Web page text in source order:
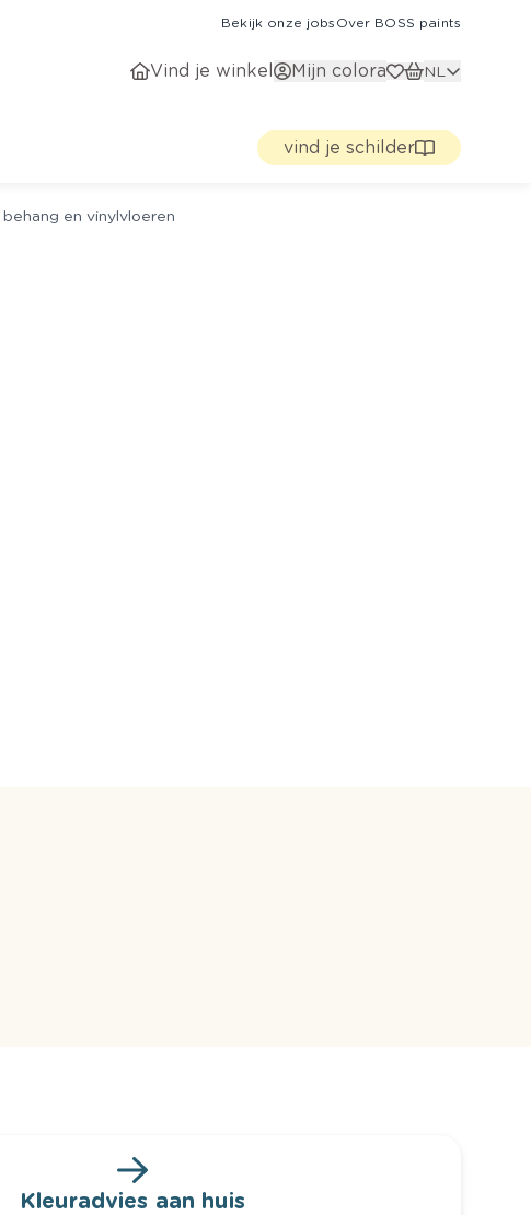
Bekijk onze jobs Over BOSS paints
Vind je winkel Mijn colora NL
vind je schilder
en vinylvloeren
Kleuradvies aan huis